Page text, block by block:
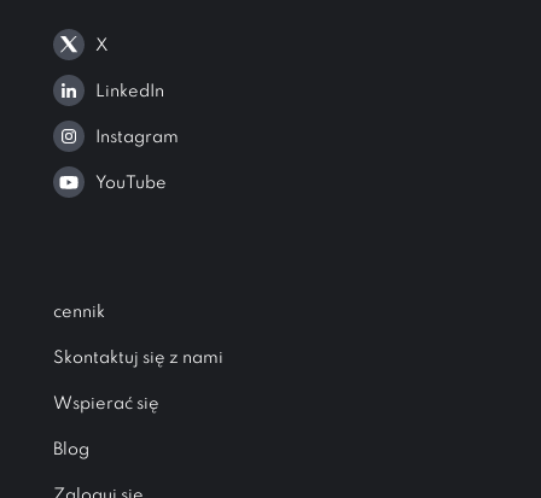
X
LinkedIn
Instagram
YouTube
cennik
Skontaktuj się z nami
Wspierać się
Blog